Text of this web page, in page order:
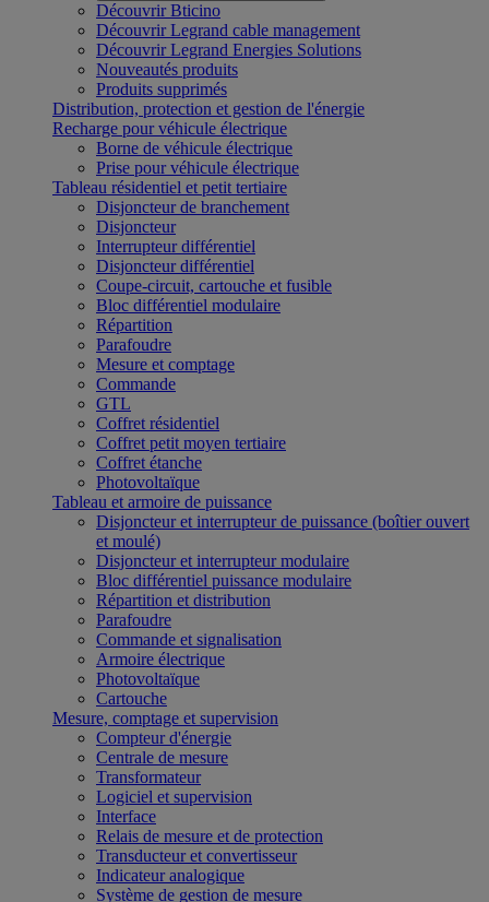
Découvrir Bticino
Découvrir Legrand cable management
Découvrir Legrand Energies Solutions
Nouveautés produits
Produits supprimés
Distribution, protection et gestion de l'énergie
Recharge pour véhicule électrique
Borne de véhicule électrique
Prise pour véhicule électrique
Tableau résidentiel et petit tertiaire
Disjoncteur de branchement
Disjoncteur
Interrupteur différentiel
Disjoncteur différentiel
Coupe-circuit, cartouche et fusible
Bloc différentiel modulaire
Répartition
Parafoudre
Mesure et comptage
Commande
GTL
Coffret résidentiel
Coffret petit moyen tertiaire
Coffret étanche
Photovoltaïque
Tableau et armoire de puissance
Disjoncteur et interrupteur de puissance (boîtier ouvert
et moulé)
Disjoncteur et interrupteur modulaire
Bloc différentiel puissance modulaire
Répartition et distribution
Parafoudre
Commande et signalisation
Armoire électrique
Photovoltaïque
Cartouche
Mesure, comptage et supervision
Compteur d'énergie
Centrale de mesure
Transformateur
Logiciel et supervision
Interface
Relais de mesure et de protection
Transducteur et convertisseur
Indicateur analogique
Système de gestion de mesure